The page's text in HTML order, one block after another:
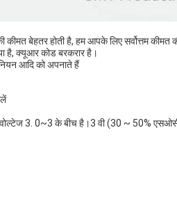
बेहतर होती है, हम आपके लिए सर्वोत्तम कीमत
है, क्यूआर कोड बरकरार है।
आदि को अपनाते हैं
वोल्टेज 3. 0~3 के बीच है।3 वी (30 ~ 50%